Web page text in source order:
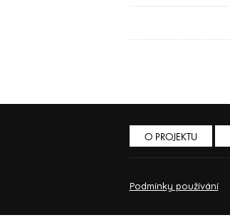
O PROJEKTU
Podmínky používání